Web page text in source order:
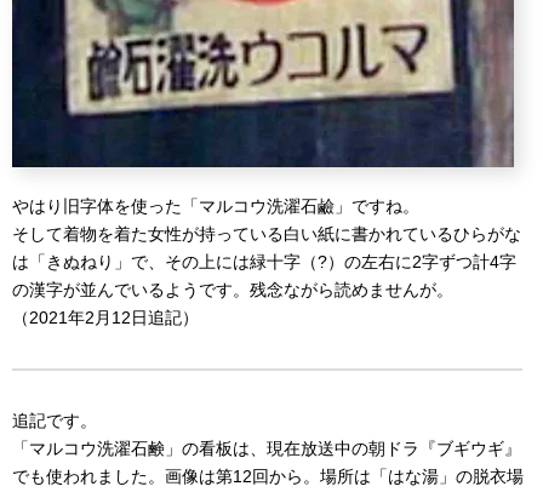
やはり旧字体を使った「マルコウ洗濯石鹼」ですね。
そして着物を着た女性が持っている白い紙に書かれているひらがな
は「きぬねり」で、その上には緑十字（?）の左右に2字ずつ計4字
の漢字が並んでいるようです。残念ながら読めませんが。
（2021年2月12日追記）
追記です。
「マルコウ洗濯石鹸」の看板は、現在放送中の朝ドラ『ブギウギ』
でも使われました。画像は第12回から。場所は「はな湯」の脱衣場